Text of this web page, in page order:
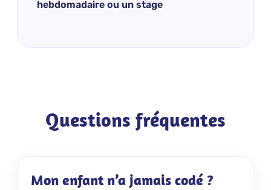
hebdomadaire ou un stage
Questions fréquentes
Mon enfant n’a jamais codé ?